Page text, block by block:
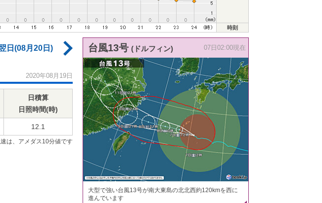
時刻
日(08月20日)
2020年08月19日
日積算
日照時間(時)
12.1
は、アメダス10分値です
台風13号 (ドルフィン) 07日02:00現在
大型で強い台風13号が南大東島の北北西約120kmを西に
進んでいます